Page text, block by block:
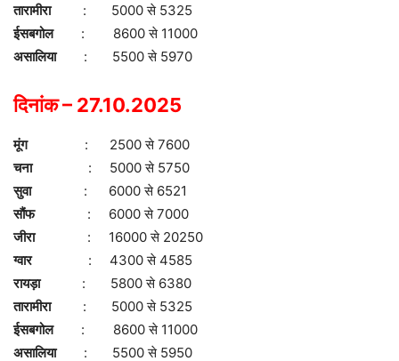
तारामीरा: 5000 से 5325
ईसबगोल
: 8600 से 11000
असालिया : 5500 से 5970
दिनांक – 27.10.2025
मूंग: 2500 से 7600
चना : 5000 से 5750
सुवा : 6000 से 6521
सौंफ
: 6000 से 7000
जीरा : 16000 से 20250
ग्वार
: 4300 से 4585
रायड़ा : 5800 से 6380
तारामीरा: 5000 से 5325
ईसबगोल
: 8600 से 11000
असालिया : 5500 से 5950